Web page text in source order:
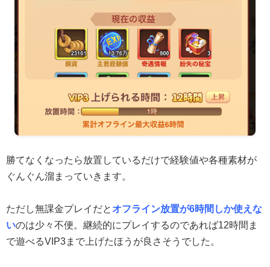
勝てなくなったら放置しているだけで経験値や各種素材が
ぐんぐん溜まっていきます。
ただし無課金プレイだと オフライン放置が6時間しか使えな
いのは少々不便。継続的にプレイするのであれば12時間ま
で遊べるVIP3まで上げたほうが良さそうでした。